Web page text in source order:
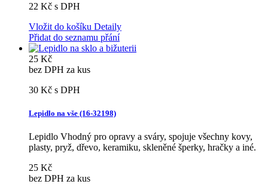
22 Kč s DPH
Vložit do košíku Detaily
Přidat do seznamu přání
25 Kč
bez DPH za kus
30 Kč s DPH
Lepidlo na vše (16-32198)
Lepidlo Vhodný pro opravy a sváry, spojuje všechny kovy,
plasty, pryž, dřevo, keramiku, skleněné šperky, hračky a iné.
25 Kč
bez DPH za kus